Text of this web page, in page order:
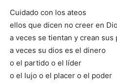
Cuidado con los ateos
ellos que dicen no creer en
a veces se tientan y crean sus
a veces su dios es el dinero
o el partido o el líder
o el lujo o el placer o el poder